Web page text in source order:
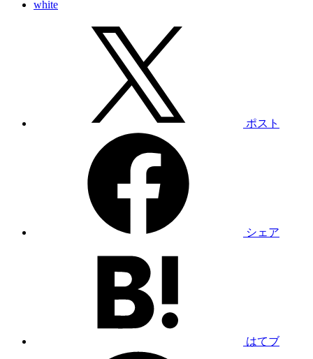
white
ポスト
シェア
はてブ